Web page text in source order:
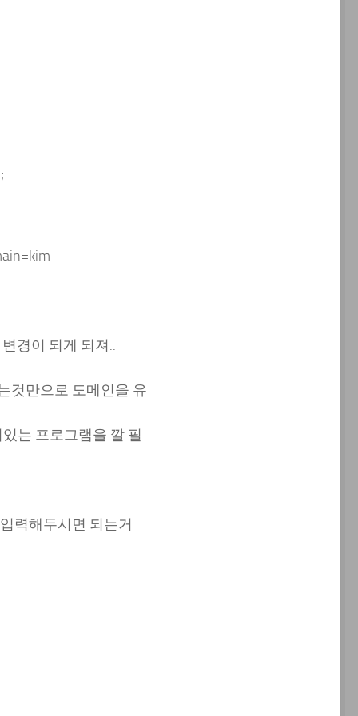
경이 되게 되져..
것만으로 도메인을 유
는 프로그램을 깔 필
력해두시면 되는거